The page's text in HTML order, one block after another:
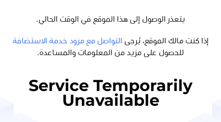
يتعذر الوصول إلى هذا الموقع في الوقت الحالي.
إذا كنت مالك الموقع، يُرجى
التواصل مع مزود خدمة الاستضافة
للحصول على مزيد من المعلومات والمساعدة.
Service Temporarily
Unavailable